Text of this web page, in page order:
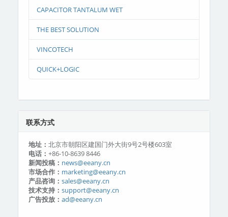
CAPACITOR TANTALUM WET
THE BEST SOLUTION
VINCOTECH
QUICK+LOGIC
联系方式
地址： 北京市朝阳区建国门外大街9号2号楼603室
电话： +86-10-8639 8446
新闻投稿： news@eeany.cn
市场合作： marketing@eeany.cn
产品咨询： sales@eeany.cn
技术支持： support@eeany.cn
广告投放： ad@eeany.cn